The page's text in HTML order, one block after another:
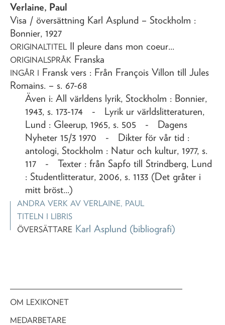
Verlaine, Paul
Visa / översättning Karl Asplund – Stockholm :
Bonnier, 1927
ORIGINALTITEL Il pleure dans mon coeur...
ORIGINALSPRÅK Franska
INGÅR I Fransk vers : Från François Villon till Jules
Romains. – s. 67-68
Även i: All världens lyrik, Stockholm : Bonnier,
1943, s. 173-174 - Lyrik ur världslitteraturen,
Lund : Gleerup, 1965, s. 505 - Dagens
Nyheter 15/3 1970 - Dikter för vår tid :
antologi, Stockholm : Natur och kultur, 1977, s.
117 - Texter : från Sapfo till Strindberg, Lund
: Studentlitteratur, 2006, s. 1133 (Det gråter i
mitt bröst...)
ANDRA VERK AV VERLAINE, PAUL
TITELN I LIBRIS
ÖVERSÄTTARE Karl Asplund (bibliografi)
OM LEXIKONET
MEDARBETARE